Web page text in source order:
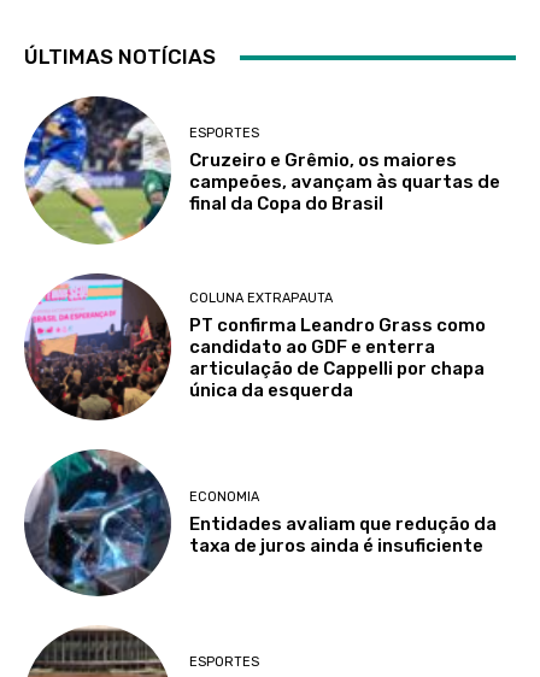
ÚLTIMAS NOTÍCIAS
ESPORTES
Cruzeiro e Grêmio, os maiores
campeões, avançam às quartas de
final da Copa do Brasil
COLUNA EXTRAPAUTA
PT confirma Leandro Grass como
candidato ao GDF e enterra
articulação de Cappelli por chapa
única da esquerda
ECONOMIA
Entidades avaliam que redução da
taxa de juros ainda é insuficiente
ESPORTES